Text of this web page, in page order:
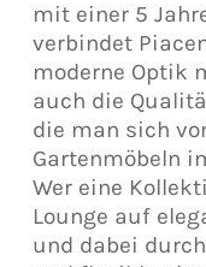
mit einer 5
verbindet
moderne Optik
auch die
die man sich
Gartenmöbeln
Wer eine
Lounge auf
und dabei